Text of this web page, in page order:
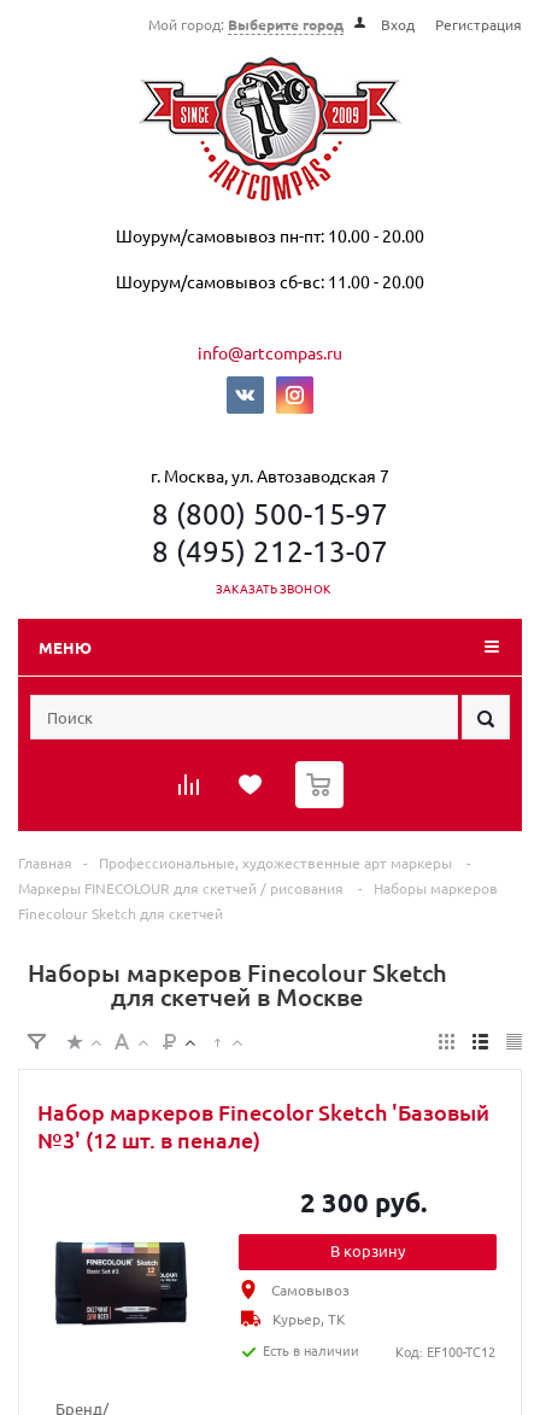
Мой город: Выберите город Вход Регистрация
Шоурум/самовывоз пн-пт: 10.00 - 20.00
Шоурум/самовывоз сб-вс: 11.00 - 20.00
info@artcompas.ru
г. Москва, ул. Автозаводская 7
8 (800) 500-15-97
8 (495) 212-13-07
ЗАКАЗАТЬ ЗВОНОК
МЕНЮ
0
Главная - Профессиональные, художественные арт маркеры
-
Маркеры FINECOLOUR для скетчей / рисования
-
Наборы маркеров
Finecolour Sketch для скетчей
Наборы маркеров Finecolour Sketch
для скетчей в Москве
Набор маркеров Finecolor Sketch 'Базовый
№3' (12 шт. в пенале)
Бренд/
2 300 руб.
В корзину
Самовывоз
Курьер, ТК
Есть в наличии
Код: EF100-TC12